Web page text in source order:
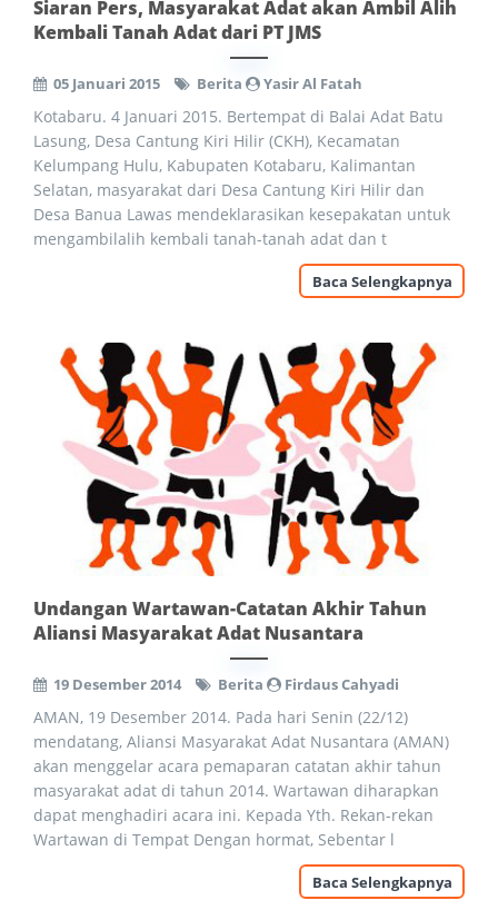
Siaran Pers, Masyarakat Adat akan Ambil Alih
Kembali Tanah Adat dari PT JMS
05 Januari 2015 Berita Yasir Al Fatah
Kotabaru. 4 Januari 2015. Bertempat di Balai Adat Batu
Lasung, Desa Cantung Kiri Hilir (CKH), Kecamatan
Kelumpang Hulu, Kabupaten Kotabaru, Kalimantan
Selatan, masyarakat dari Desa Cantung Kiri Hilir dan
Desa Banua Lawas mendeklarasikan kesepakatan untuk
mengambilalih kembali tanah-tanah adat dan t
Baca Selengkapnya
Undangan Wartawan-Catatan Akhir Tahun
Aliansi Masyarakat Adat Nusantara
19 Desember 2014 Berita Firdaus Cahyadi
AMAN, 19 Desember 2014. Pada hari Senin (22/12)
mendatang, Aliansi Masyarakat Adat Nusantara (AMAN)
akan menggelar acara pemaparan catatan akhir tahun
masyarakat adat di tahun 2014. Wartawan diharapkan
dapat menghadiri acara ini. Kepada Yth. Rekan-rekan
Wartawan di Tempat Dengan hormat, Sebentar l
Baca Selengkapnya